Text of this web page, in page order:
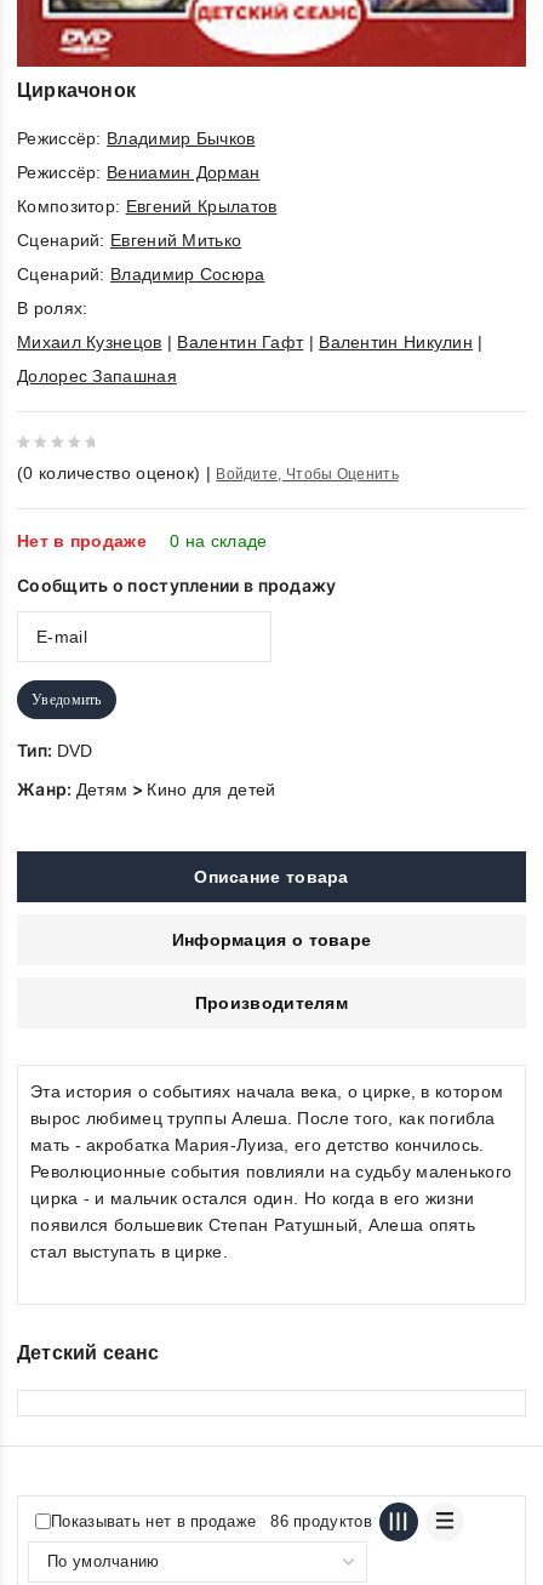
Циркачонок
Режиссёр: Владимир Бычков
Режиссёр: Вениамин Дорман
Композитор: Евгений Крылатов
Cценарий: Евгений Митько
Cценарий: Владимир Сосюра
В ролях:
Михаил Кузнецов | Валентин Гафт| Валентин Никулин |
Долорес Запашная
out
of
5
(0 количество оценок) | Войдите, Чтобы Оценить
Нет в продаже 0 на складе
Сообщить о поступлении в продажу
Уведомить
Тип: DVD
Жанр: Детям > Кино для детей
Описание товара
Информация о товаре
Производителям
Эта история о событиях начала века, о цирке, в котором
вырос любимец труппы Алеша. После того, как погибла
мать - акробатка Мария-Луиза, его детство кончилось.
Революционные события повлияли на судьбу маленького
цирка - и мальчик остался один. Но когда в его жизни
появился большевик Степан Ратушный, Алеша опять
стал выступать в цирке.
Детский сеанс
Показывать нет в продаже 86 продуктов